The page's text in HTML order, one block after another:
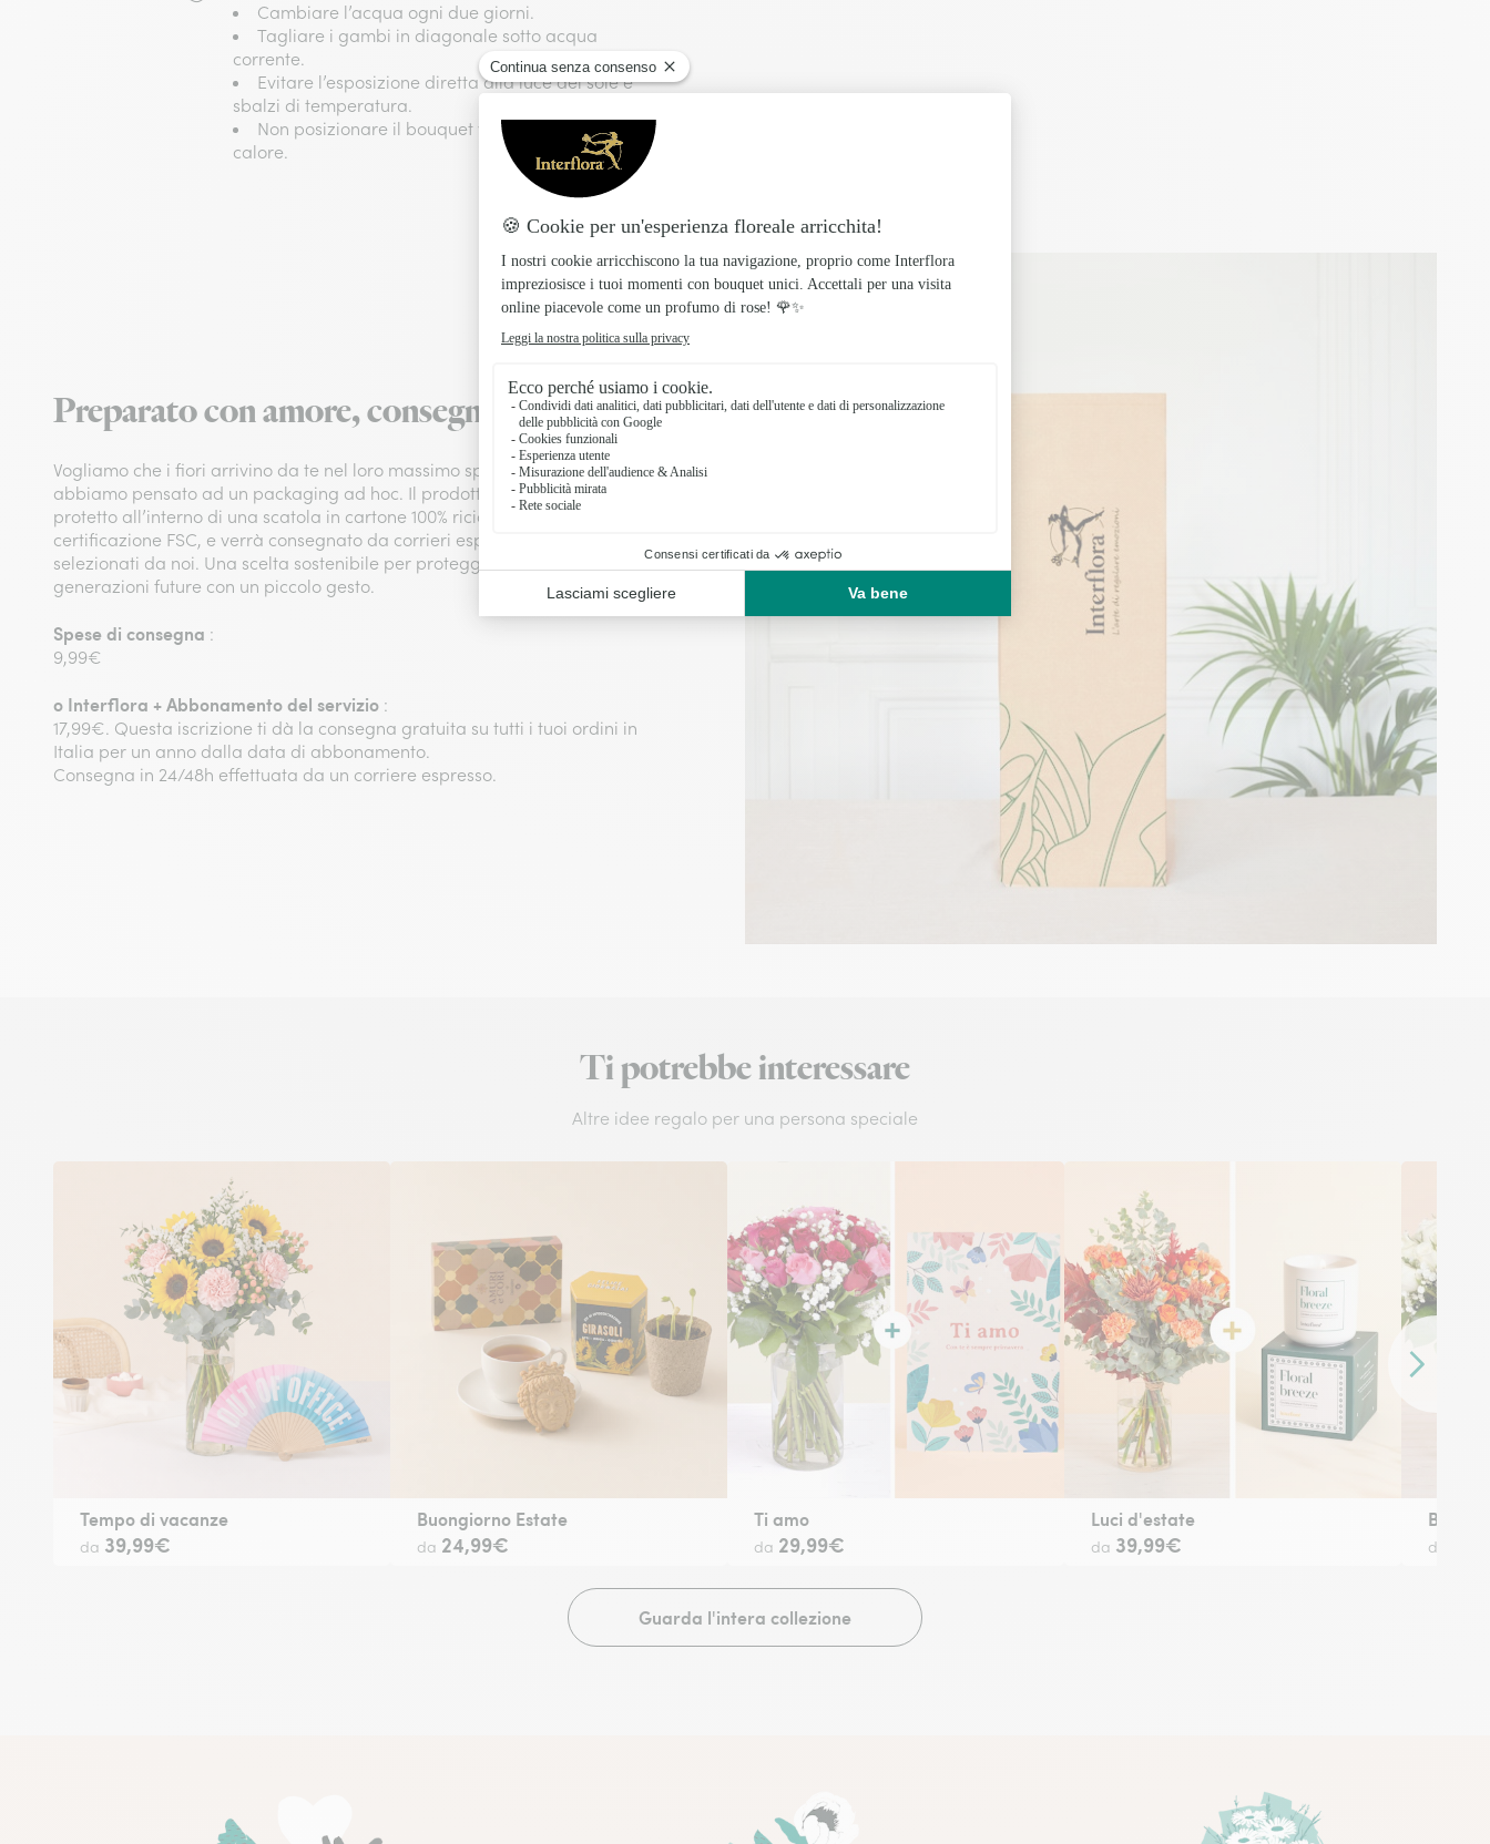
Cambiare l’acqua ogni due giorni.
Tagliare i gambi in diagonale sotto acqua
corrente.
Evitare l’esposizione diretta alla luce del sole e
sbalzi di temperatura.
Non posizionare il bouquet vicino a frutta o fonti di
calore.
Preparato con amore, consegnato con cura!
Vogliamo che i fiori arrivino da te nel loro massimo splendore, per questo
abbiamo pensato ad un packaging ad hoc. Il prodotto sarà ben imballato e
protetto all’interno di una scatola in cartone 100% riciclabile, con
certificazione FSC, e verrà consegnato da corrieri espressi accuratamente
selezionati da noi. Una scelta sostenibile per proteggere l’ambiente e le
generazioni future con un piccolo gesto.
Spese di consegna :
9,99€
o Interflora + Abbonamento del servizio :
17,99€. Questa iscrizione ti dà la consegna gratuita su tutti i tuoi ordini in
Italia per un anno dalla data di abbonamento.
Consegna in 24/48h effettuata da un corriere espresso.
Ti potrebbe interessare
Altre idee regalo per una persona speciale
Contenuto
Tempo di vacanze
da 39,99€
Buongiorno Estate
da 24,99€
Ti amo
da 29,99€
Luci d'estate
da 39,99€ da
Guarda l'intera collezione